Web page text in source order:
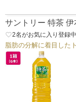
サントリー 特茶
favorite_border2名がお気に入り登録中
脂肪の分解に着目した